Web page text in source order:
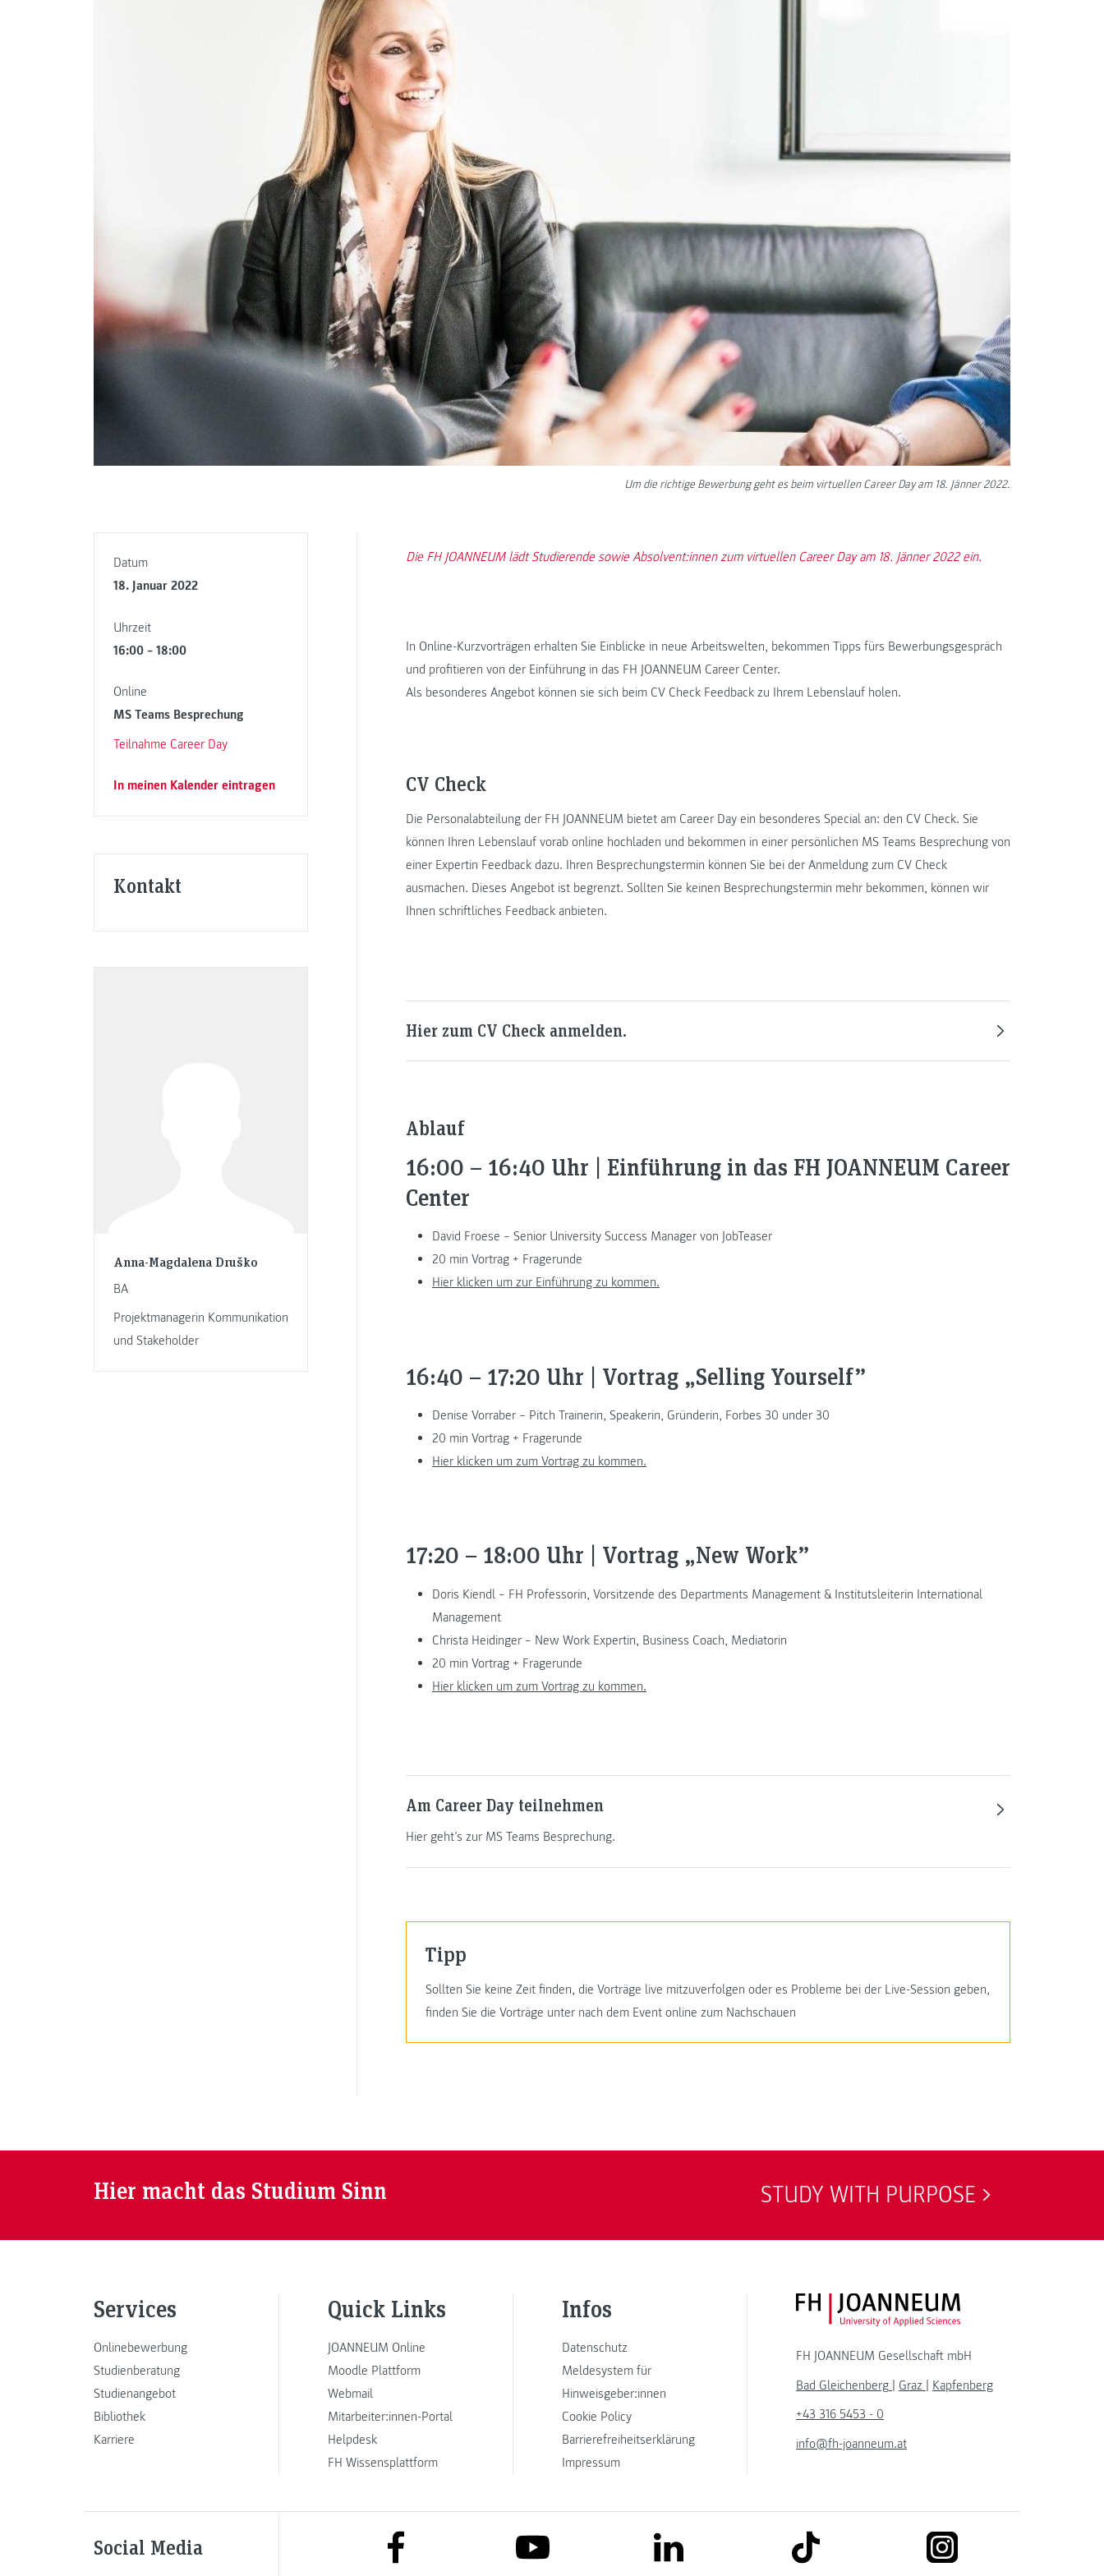
Um die richtige Bewerbung geht es beim virtuellen Career Day am 18. Jänner 2022.
Datum
18. Januar 2022
Uhrzeit
16:00 – 18:00
Online
MS Teams Besprechung
Teilnahme Career Day
In meinen Kalender eintragen
Kontakt
Anna-Magdalena Druško
BA
Projektmanagerin Kommunikation
und Stakeholder
Die FH JOANNEUM lädt Studierende sowie Absolvent:innen zum virtuellen Career Day am 18. Jänner 2022 ein.
In Online-Kurzvorträgen erhalten Sie Einblicke in neue Arbeitswelten, bekommen Tipps fürs Bewerbungsgespräch
und profitieren von der Einführung in das FH JOANNEUM Career Center.
Als besonderes Angebot können sie sich beim CV Check Feedback zu Ihrem Lebenslauf holen.
CV Check
Die Personalabteilung der FH JOANNEUM bietet am Career Day ein besonderes Special an: den CV Check. Sie
können Ihren Lebenslauf vorab online hochladen und bekommen in einer persönlichen MS Teams Besprechung von
einer Expertin Feedback dazu. Ihren Besprechungstermin können Sie bei der Anmeldung zum CV Check
ausmachen. Dieses Angebot ist begrenzt. Sollten Sie keinen Besprechungstermin mehr bekommen, können wir
Ihnen schriftliches Feedback anbieten.
Hier zum CV Check anmelden.
Ablauf
16:00 – 16:40 Uhr | Einführung in das FH JOANNEUM Career
Center
David Froese – Senior University Success Manager von JobTeaser
20 min Vortrag + Fragerunde
Hier klicken um zur Einführung zu kommen.
16:40 – 17:20 Uhr | Vortrag „Selling Yourself”
Denise Vorraber – Pitch Trainerin, Speakerin, Gründerin, Forbes 30 under 30
20 min Vortrag + Fragerunde
Hier klicken um zum Vortrag zu kommen.
17:20 – 18:00 Uhr | Vortrag „New Work”
Doris Kiendl – FH Professorin, Vorsitzende des Departments Management & Institutsleiterin International
Management
Christa Heidinger – New Work Expertin, Business Coach, Mediatorin
20 min Vortrag + Fragerunde
Hier klicken um zum Vortrag zu kommen.
Am Career Day teilnehmen
Hier geht’s zur MS Teams Besprechung.
Tipp
Sollten Sie keine Zeit finden, die Vorträge live mitzuverfolgen oder es Probleme bei der Live-Session geben,
finden Sie die Vorträge unter nach dem Event online zum Nachschauen
Hier macht das Studium Sinn STUDY WITH PURPOSE
Services
Onlinebewerbung
Studienberatung
Studienangebot
Bibliothek
Karriere
Quick Links
JOANNEUM Online
Moodle Plattform
Webmail
Mitarbeiter:innen-Portal
Helpdesk
FH Wissensplattform
Infos
Datenschutz
Meldesystem für
Hinweisgeber:innen
Cookie Policy
Barrierefreiheitserklärung
Impressum
FH JOANNEUM Logo
FH JOANNEUM Gesellschaft mbH
Bad Gleichenberg | Graz | Kapfenberg
+43 316 5453 - 0
info@fh-joanneum.at
Social Media link to facebook link to youtube link to linkedin link to tiktok link to instagram